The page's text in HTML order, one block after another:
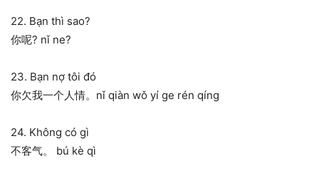
22. Bạn thì sao?
你呢? nǐ ne?
23. Bạn nợ tôi đó
你欠我一个人情。nǐ qiàn wǒ yí ge rén qíng
24. Không có gì
不客气。 bú kè qì